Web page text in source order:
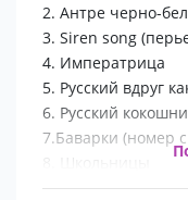
2. Антре черно-
3. Siren song
4. Императрица
5. Русский вдруг
6. Русский
7.Баварки (номер
8. Школьницы
9. Play boy